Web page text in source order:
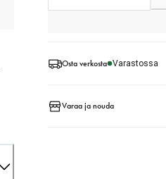
Osta verkosta Varastossa
Varaa ja nouda